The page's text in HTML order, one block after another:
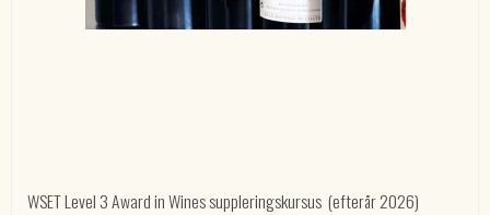
WSET Level 3 Award in Wines suppleringskursus (efterår 2026)